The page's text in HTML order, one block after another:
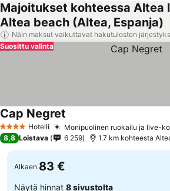
Majoitukset kohteessa Altea
Altea beach (Altea, Espanja)
Näin maksut vaikuttavat hakutulosten
Suosittu valinta
4 Tähtiluokitus
Hotelli Monipuolinen ruokailu ja live-
Cap Negret
8,8 Loistava 6 259 1.7 km kohteesta
Alkaen 83 €
Näytä hinnat 8 sivustolta